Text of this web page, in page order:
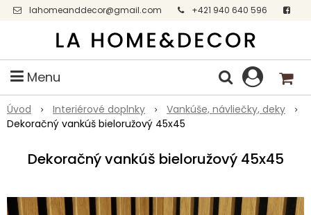
lahomeanddecor@gmail.com
+421 940 640 596
Facebook
Menu
Úvod Interiérové doplnky
Vankúše, návliečky, deky
Dekoračný vankúš bieloružový 45x45
Dekoračný vankúš bieloružový 45x45